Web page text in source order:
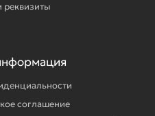
реквизиты
соглашение